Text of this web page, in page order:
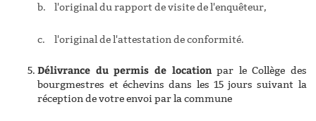
b. l'original du rapport de visite de l'enquêteur,
c. l'original de l'attestation de conformité.
Délivrance du permis de locationpar le Collège des
bourgmestres et échevins dans les 15 jours suivant la
réception de votre envoi par la commune